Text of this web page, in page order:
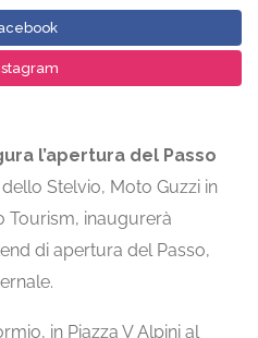
l’apertura del Passo
Stelvio, Moto Guzzi in
Tourism, inaugurerà
di apertura del Passo,
in Piazza V Alpini al